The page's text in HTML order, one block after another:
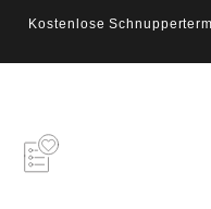
Kostenlose